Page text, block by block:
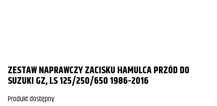
ZESTAW NAPRAWCZY ZACISKU HAMULCA PRZÓD DO
SUZUKI GZ, LS 125/250/650 1986-2016
Produkt dostępny